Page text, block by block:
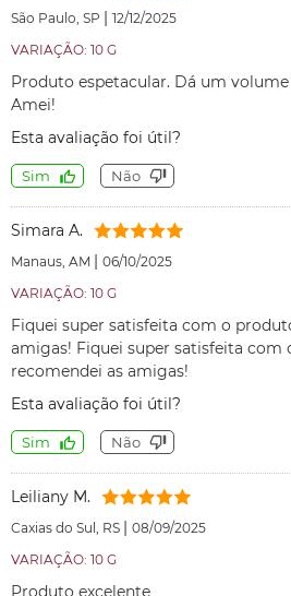
São Paulo, SP | 12/12/2025
VARIAÇÃO: 10 G
Produto espetacular. Dá um
Amei!
Esta avaliação foi útil?
Sim Não
Simara A.
Manaus, AM | 06/10/2025
VARIAÇÃO: 10 G
Fiquei super satisfeita com o
amigas! Fiquei super satisfeita com
recomendei as amigas!
Esta avaliação foi útil?
Sim Não
Leiliany M.
Caxias do Sul, RS | 08/09/2025
VARIAÇÃO: 10 G
Produto excelente